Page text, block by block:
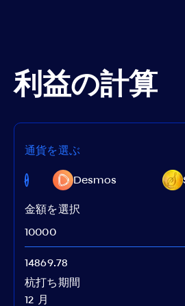
利益の計算
通貨を選ぶ
Desmos
金額を選択
杭打ち期間
12 月